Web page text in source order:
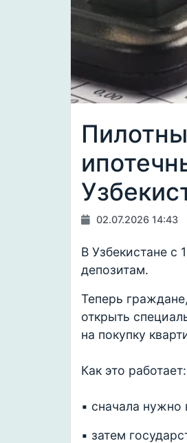
02.07.2026 14:43
В Узбекистане с
депозитам.
Теперь
открыть
на покупку
Как это работает:
▪️ сначала нужно
▪️ затем